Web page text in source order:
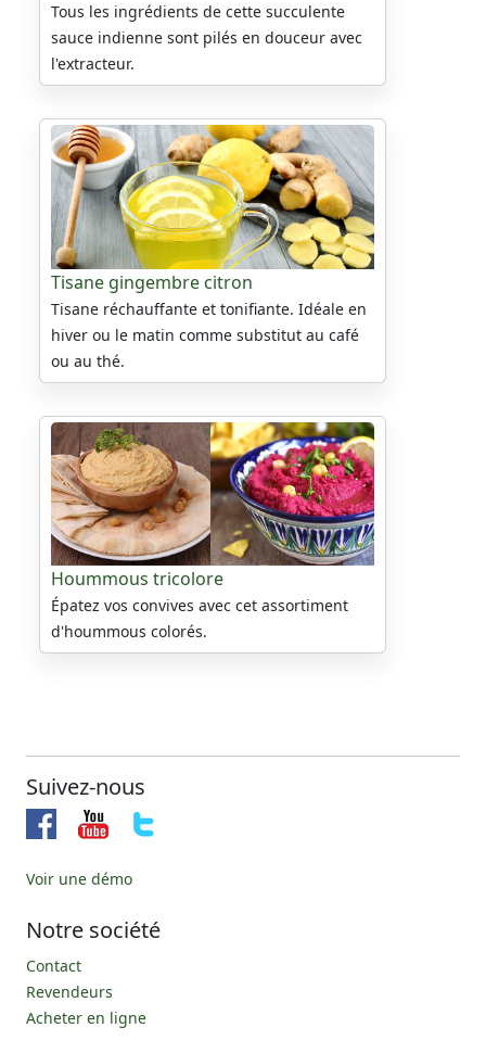
Tous les ingrédients de cette succulente
sauce indienne sont pilés en douceur avec
l'extracteur.
Tisane gingembre citron
Tisane réchauffante et tonifiante. Idéale en
hiver ou le matin comme substitut au café
ou au thé.
Hoummous tricolore
Épatez vos convives avec cet assortiment
d'hoummous colorés.
Suivez-nous
Voir une démo
Notre société
Contact
Revendeurs
Acheter en ligne